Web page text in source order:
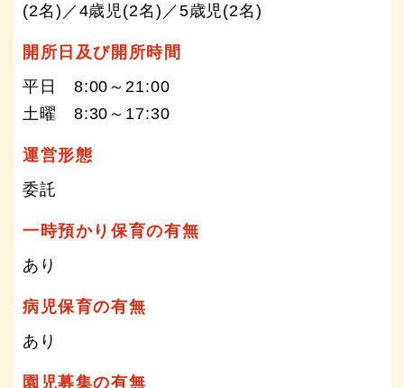
(2名)／4歳児(2名)／5歳児(2名)
開所日及び開所時間
平日 8:00～21:00
土曜 8:30～17:30
運営形態
委託
一時預かり保育の有無
あり
病児保育の有無
あり
園児募集の有無